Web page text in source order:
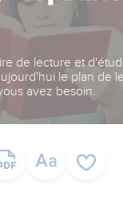
de lecture et
le plan de
avez besoin.